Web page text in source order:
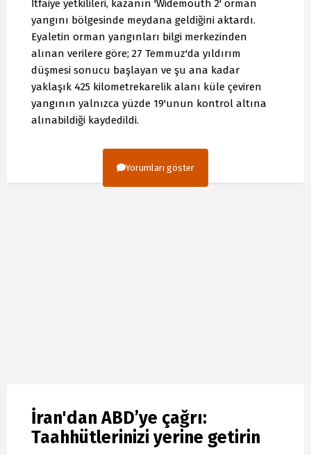
İtfaiye yetkilileri, kazanın 'Widemouth 2' orman
yangını bölgesinde meydana geldiğini aktardı.
Eyaletin orman yangınları bilgi merkezinden
alınan verilere göre; 27 Temmuz'da yıldırım
düşmesi sonucu başlayan ve şu ana kadar
yaklaşık 425 kilometrekarelik alanı küle çeviren
yangının yalnızca yüzde 19'unun kontrol altına
alınabildiği kaydedildi.
Yorumları göster
İran'dan ABD’ye çağrı:
Taahhütlerinizi yerine getirin